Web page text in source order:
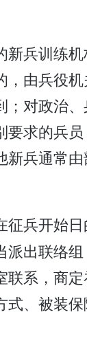
新兵训练
，由兵役
；对政治
要求的兵
新兵通常
征兵开始日
派出联络
联系，商
式、被装